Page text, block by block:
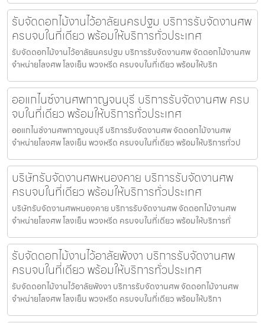
รับจัดดอกไม้งานไว้อาลัยนครปฐม บริการรับจัดงานศพ
ครบจบในที่เดียว พร้อมให้บริการทั่วประเทศ
รับจัดดอกไม้งานไว้อาลัยนครปฐม บริการรับจัดงานศพ จัดดอกไม้งานศพ
จำหน่ายโลงศพ โลงเย็น พวงหรีด ครบจบในที่เดียว พร้อมให้บริก
ออแกไนซ์งานศพกาญจนบุรี บริการรับจัดงานศพ ครบ
จบในที่เดียว พร้อมให้บริการทั่วประเทศ
ออแกไนซ์งานศพกาญจนบุรี บริการรับจัดงานศพ จัดดอกไม้งานศพ
จำหน่ายโลงศพ โลงเย็น พวงหรีด ครบจบในที่เดียว พร้อมให้บริการทั่วป
บริษัทรับจัดงานศพหนองคาย บริการรับจัดงานศพ
ครบจบในที่เดียว พร้อมให้บริการทั่วประเทศ
บริษัทรับจัดงานศพหนองคาย บริการรับจัดงานศพ จัดดอกไม้งานศพ
จำหน่ายโลงศพ โลงเย็น พวงหรีด ครบจบในที่เดียว พร้อมให้บริการทั่
รับจัดดอกไม้งานไว้อาลัยพังงา บริการรับจัดงานศพ
ครบจบในที่เดียว พร้อมให้บริการทั่วประเทศ
รับจัดดอกไม้งานไว้อาลัยพังงา บริการรับจัดงานศพ จัดดอกไม้งานศพ
จำหน่ายโลงศพ โลงเย็น พวงหรีด ครบจบในที่เดียว พร้อมให้บริกา